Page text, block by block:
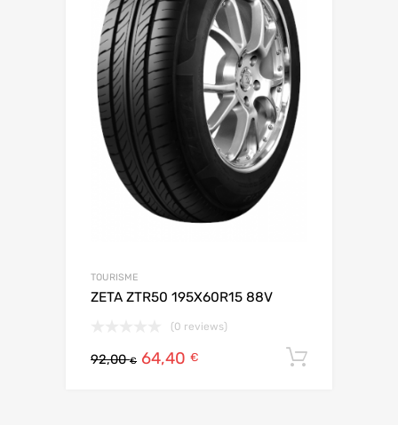
TOURISME
ZETA ZTR50 195X60R15 88V
(0 reviews)
92,00€ 64,40 €